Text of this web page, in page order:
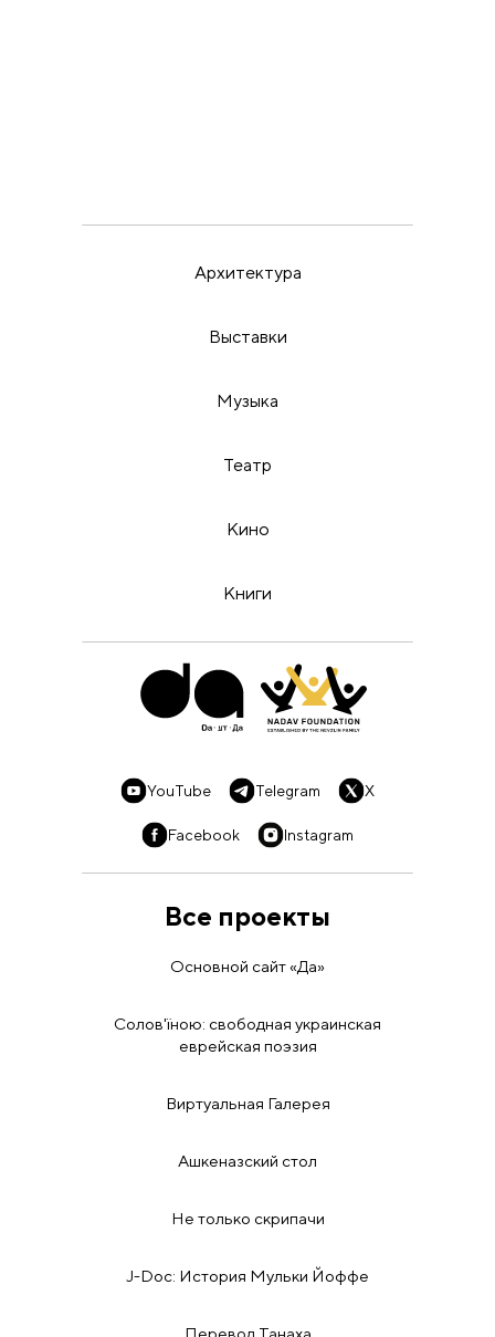
Архитектура
Выставки
Музыка
Театр
Кино
Книги
YouTube Telegram X
Facebook Instagram
Все проекты
Основной сайт «Да»
Солов'їною: свободная украинская
еврейская поэзия
Виртуальная Галерея
Ашкеназский стол
Не только скрипачи
J-Doc: История Мульки Йоффе
Перевод Танаха